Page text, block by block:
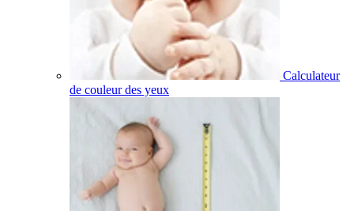
Calculateur
de couleur des yeux